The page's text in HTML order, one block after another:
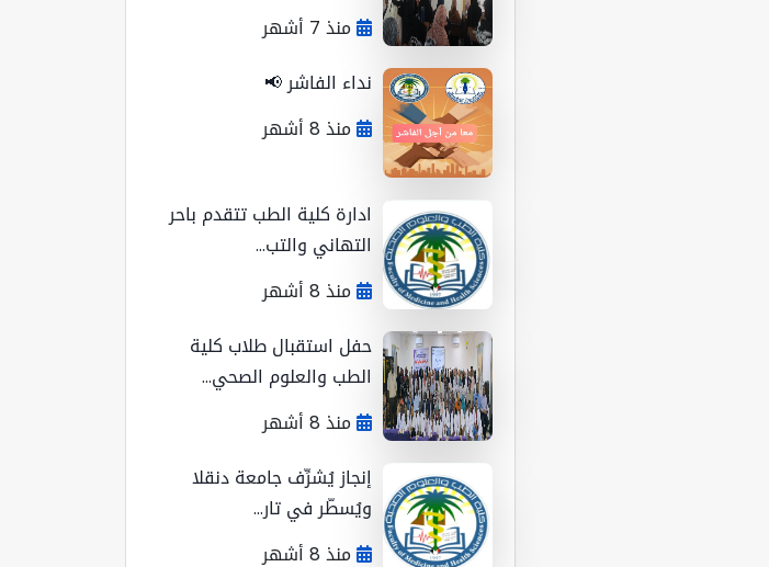
منذ 7 أشهر
نداء الفاشر 📢
منذ 8 أشهر
ادارة كلية الطب تتقدم باحر
التهاني والتب...
منذ 8 أشهر
حفل استقبال طلاب كلية
الطب والعلوم الصحي...
منذ 8 أشهر
إنجاز يُشرِّف جامعة دنقلا
ويُسطّر في تار...
منذ 8 أشهر